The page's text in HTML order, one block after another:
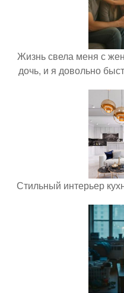
Жизнь свела меня с
дочь, и я довольно
Стильный интерьер